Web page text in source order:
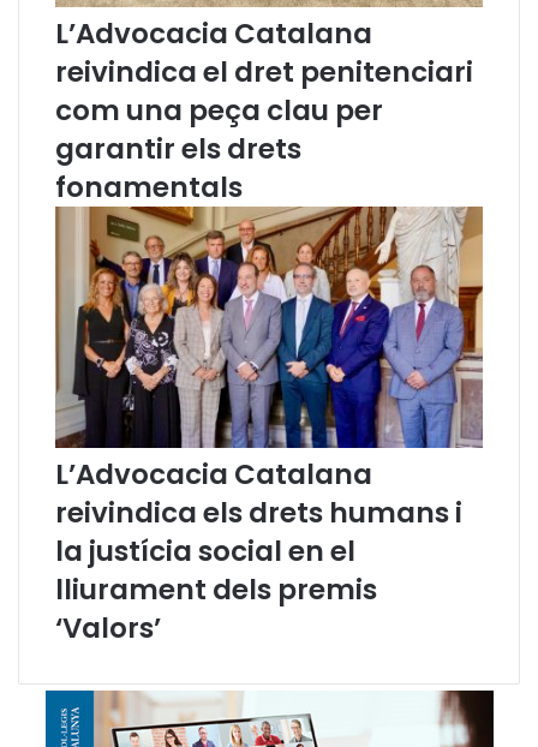
ó
e
n
d
è
n
i
a
l
b
x
a
e
l
ú
s
d
e
a
l
L’Advocacia Catalana
reivindica el dret penitenciari
com una peça clau per
garantir els drets
fonamentals
L’Advocacia Catalana
reivindica els drets humans i
la justícia social en el
lliurament dels premis
‘Valors’